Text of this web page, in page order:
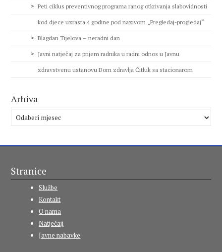
Peti ciklus preventivnog programa ranog otkrivanja slabovidnosti
kod djece uzrasta 4 godine pod nazivom „Pregledaj-progledaj“
Blagdan Tijelova – neradni dan
Javni natječaj za prijem radnika u radni odnos u Javnu
zdravstvenu ustanovu Dom zdravlja Čitluk sa stacionarom
Arhiva
Arhiva
Stranice
Službe
Kontakt
O nama
Natječaji
Javne nabavke